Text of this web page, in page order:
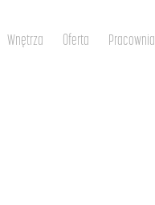
Wnętrza Oferta Pracownia